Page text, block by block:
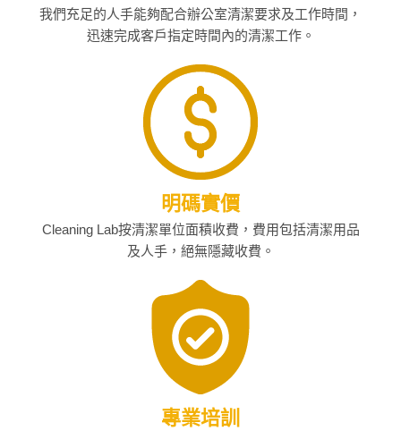
我們充足的人手能夠配合辦公室清潔要求及工作時間，
迅速完成客戶指定時間內的清潔工作。
明碼實價
Cleaning Lab按清潔單位面積收費，費用包括清潔用品
及人手，絕無隱藏收費。
專業培訓